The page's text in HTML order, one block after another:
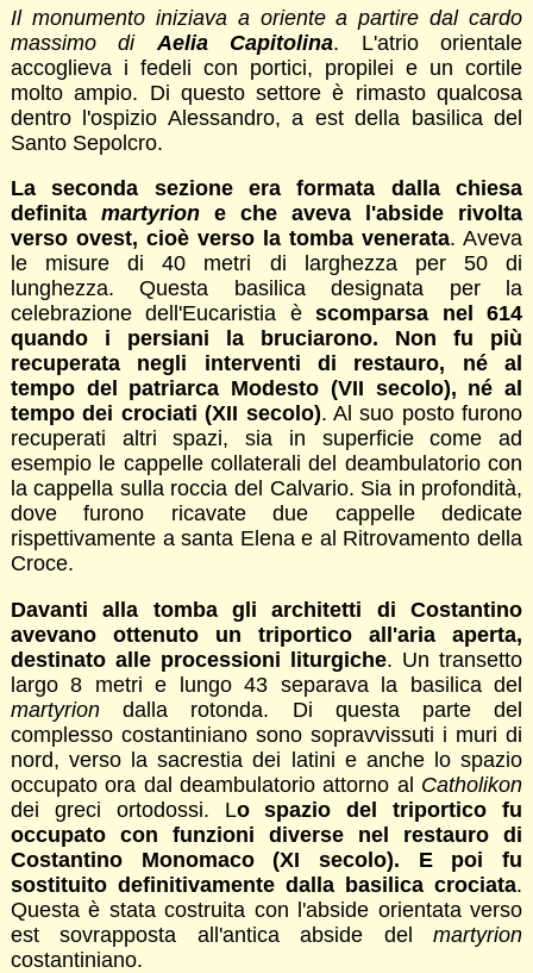
Il monumento iniziava a oriente a partire dal cardo
massimo di
Aelia Capitolina. L'atrio orientale
accoglieva i fedeli con portici, propilei e un cortile
molto ampio. Di questo settore è rimasto qualcosa
dentro l'ospizio Alessandro, a est della basilica del
Santo Sepolcro.
La seconda sezione era formata dalla chiesa
definita
martyrion
e che aveva l'abside rivolta
verso ovest, cioè verso la tomba venerata. Aveva
le misure di 40 metri di larghezza per 50 di
lunghezza. Questa basilica designata per la
celebrazione dell'Eucaristia èscomparsa nel 614
quando i persiani la bruciarono. Non fu più
recuperata negli interventi di restauro, né al
tempo del patriarca Modesto (VII secolo), né al
tempo dei crociati (XII secolo). Al suo posto furono
recuperati altri spazi, sia in superficie come ad
esempio le cappelle collaterali del deambulatorio con
la cappella sulla roccia del Calvario. Sia in profondità,
dove furono ricavate due cappelle dedicate
rispettivamente a santa Elena e al Ritrovamento della
Croce.
Davanti alla tomba gli architetti di Costantino
avevano ottenuto un triportico all'aria aperta,
destinato alle processioni liturgiche. Un transetto
largo 8 metri e lungo 43 separava la basilica del
martyriondalla rotonda. Di questa parte del
complesso costantiniano sono sopravvissuti i muri di
nord, verso la sacrestia dei latini e anche lo spazio
occupato ora dal deambulatorio attorno al Catholikon
dei greci ortodossi. Lo spazio del triportico fu
occupato con funzioni diverse nel restauro di
Costantino Monomaco (XI secolo). E poi fu
sostituito definitivamente dalla basilica crociata.
Questa è stata costruita con l'abside orientata verso
est sovrapposta all'antica abside delmartyrion
costantiniano.